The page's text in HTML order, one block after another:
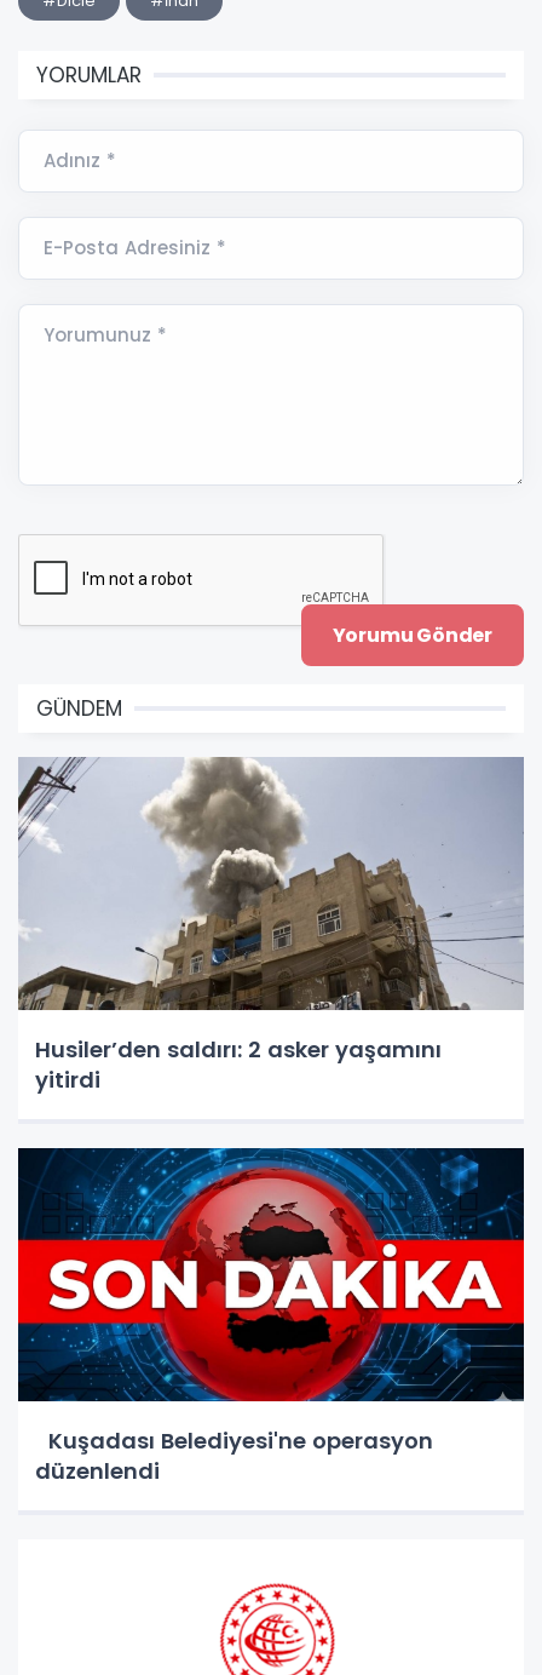
YORUMLAR
Adınız *
E-Posta Adresiniz *
Yorumunuz *
GÜNDEM
Husiler’den saldırı: 2 asker yaşamını
yitirdi
Kuşadası Belediyesi'ne operasyon
düzenlendi